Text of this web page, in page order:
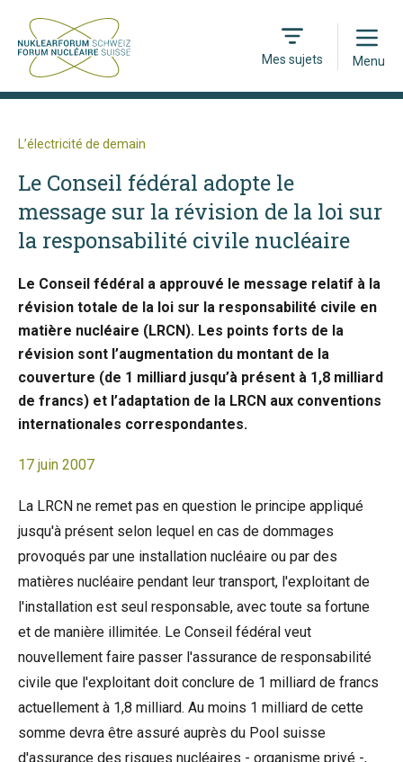
Mes sujets
Open
Menu
L’électricité de demain
Le Conseil fédéral adopte le
message sur la révision de la loi sur
la responsabilité civile nucléaire
Le Conseil fédéral a approuvé le message relatif à la
révision totale de la loi sur la responsabilité civile en
matière nucléaire (LRCN). Les points forts de la
révision sont l’augmentation du montant de la
couverture (de 1 milliard jusqu’à présent à 1,8 milliard
de francs) et l’adaptation de la LRCN aux conventions
internationales correspondantes.
17 juin 2007
La LRCN ne remet pas en question le principe appliqué
jusqu'à présent selon lequel en cas de dommages
provoqués par une installation nucléaire ou par des
matières nucléaire pendant leur transport, l'exploitant de
l'installation est seul responsable, avec toute sa fortune
et de manière illimitée. Le Conseil fédéral veut
nouvellement faire passer l'assurance de responsabilité
civile que l'exploitant doit conclure de 1 milliard de francs
actuellement à 1,8 milliard. Au moins 1 milliard de cette
somme devra être assuré auprès du Pool suisse
d'assurance des risques nucléaires - organisme privé -,